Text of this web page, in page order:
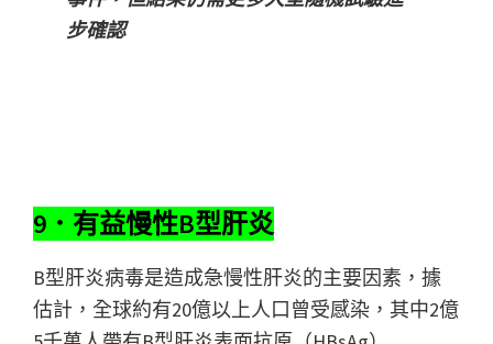
步確認
9．有益慢性B型肝炎
B型肝炎病毒是造成急慢性肝炎的主要因素，據
估計，全球約有20億以上人口曾受感染，其中2億